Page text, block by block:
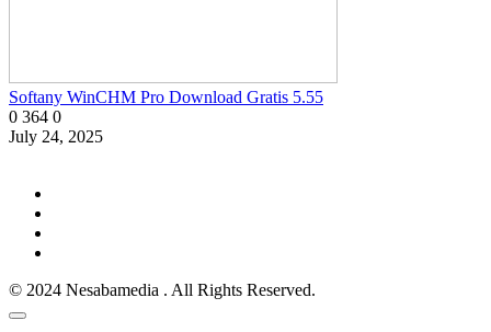
Softany WinCHM Pro Download Gratis 5.55
0 364 0
July 24, 2025
© 2024 Nesabamedia . All Rights Reserved.